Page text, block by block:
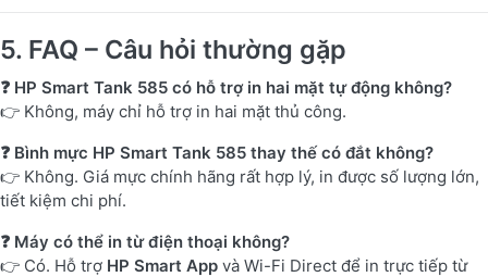
5. FAQ – Câu hỏi thường gặp
❓ HP Smart Tank 585 có hỗ trợ in hai mặt tự động không?
👉 Không, máy chỉ hỗ trợ in hai mặt thủ công.
❓ Bình mực HP Smart Tank 585 thay thế có đắt không?
👉 Không. Giá mực chính hãng rất hợp lý, in được số lượng lớn,
tiết kiệm chi phí.
❓ Máy có thể in từ điện thoại không?
👉 Có. Hỗ trợ HP Smart App và Wi-Fi Direct để in trực tiếp từ